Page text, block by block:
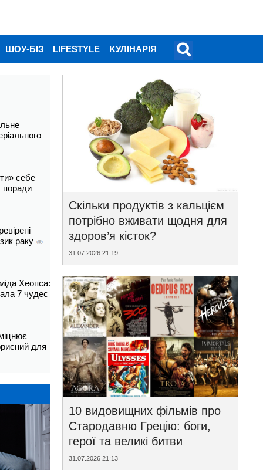
ШОУ-БІЗ LIFESTYLE KУЛІНАРІЯ
себе
поради
раку
Хеопса:
7 чудес
для
Скільки продуктів з кальцієм
потрібно вживати щодня для
здоров’я кісток?
31.07.2026 21:19
10 видовищних фільмів про
Стародавню Грецію: боги,
герої та великі битви
31.07.2026 21:13